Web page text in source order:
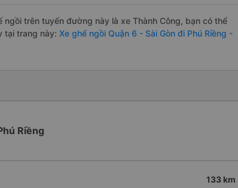
trên tuyến đường này là xe Thành Công, bạn có thể
tại trang này: Xe ghế ngồi Quận 6 - Sài Gòn đi Phú Riềng -
Riềng
133 km